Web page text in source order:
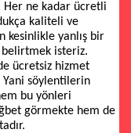
Her ne kadar ücretli
kaliteli ve
kesinlikle yanlış bir
belirtmek isteriz.
ücretsiz hizmet
söylentilerin
bu yönleri
görmekte hem de